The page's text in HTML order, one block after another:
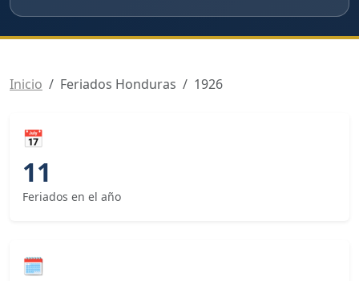
Inicio Feriados Honduras 1926
📅
11
Feriados en el año
🗓